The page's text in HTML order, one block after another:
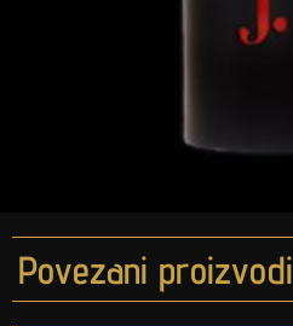
Povezani proizvodi